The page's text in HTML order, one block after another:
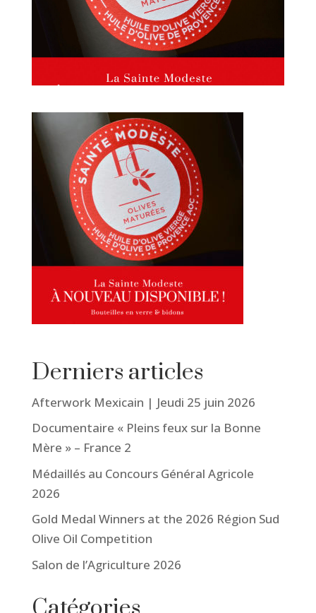
Derniers articles
Afterwork Mexicain | Jeudi 25 juin 2026
Documentaire « Pleins feux sur la Bonne
Mère » – France 2
Médaillés au Concours Général Agricole
2026
Gold Medal Winners at the 2026 Région Sud
Olive Oil Competition
Salon de l’Agriculture 2026